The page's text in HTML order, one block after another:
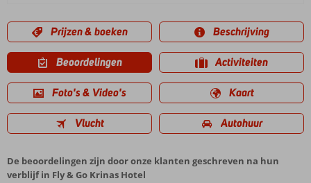
Prijzen & boeken Beschrijving
Beoordelingen Activiteiten
Foto's & Video's Kaart
Vlucht Autohuur
De beoordelingen zijn door onze klanten geschreven na hun
verblijf in Fly & Go Krinas Hotel